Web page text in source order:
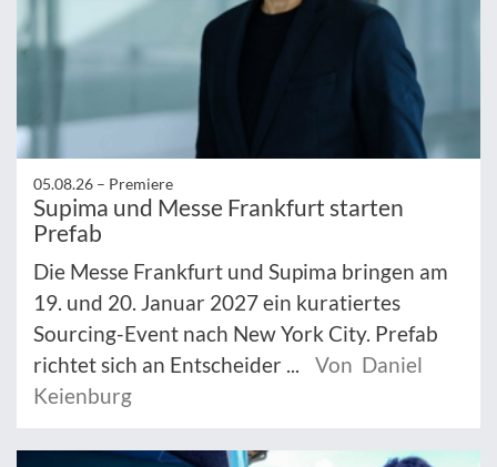
05.08.26 – Premiere
Supima und Messe Frankfurt starten
Prefab
Die Messe Frankfurt und Supima bringen am
19. und 20. Januar 2027 ein kuratiertes
Sourcing-Event nach New York City. Prefab
richtet sich an Entscheider ...
Von Daniel
Keienburg